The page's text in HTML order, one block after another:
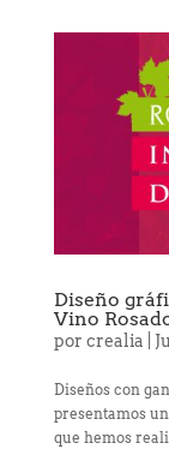
Diseño
Vino
por crealia
Diseños con
presentamos
que hemos